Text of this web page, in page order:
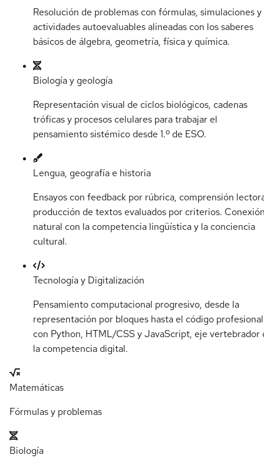
Resolución de problemas con fórmulas, simulaciones y
actividades autoevaluables alineadas con los saberes
básicos de álgebra, geometría, física y química.
Biología y geología
Representación visual de ciclos biológicos, cadenas
tróficas y procesos celulares para trabajar el
pensamiento sistémico desde 1.º de ESO.
Lengua, geografía e historia
Ensayos con feedback por rúbrica, comprensión
producción de textos evaluados por criterios.
natural con la competencia lingüística y la conciencia
cultural.
Tecnología y Digitalización
Pensamiento computacional progresivo, desde la
representación por bloques hasta el código profesional
con Python, HTML/CSS y JavaScript, eje vertebrador
la competencia digital.
Matemáticas
Fórmulas y problemas
Biología